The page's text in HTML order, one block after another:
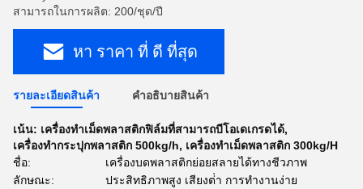
สามารถในการผลิต: 200/ชุด/ปี
หา ราคา ที่ ดี ที่สุด
รายละเอียดสินค้า คําอธิบายสินค้า
เน้น: เครื่องทําเม็ดพลาสติกฟิล์มที่สามารถบีโอเดเกรดได้,
เครื่องทํากระปุกพลาสติก 500kg/h, เครื่องทําเม็ดพลาสติก 300kg/H
ชื่อ:
เครื่องบดพลาสติกย่อยสลายได้ทางชีวภาพ
ลักษณะ:
ประสิทธิภาพสูง เสียงต่ํา การทํางานง่าย